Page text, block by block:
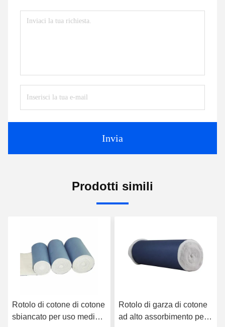
Invia
Prodotti simili
cotone
Rotolo di garza di cotone
ad alto assorbimento per
Rotolo di cotone
250-4000g per rotolo